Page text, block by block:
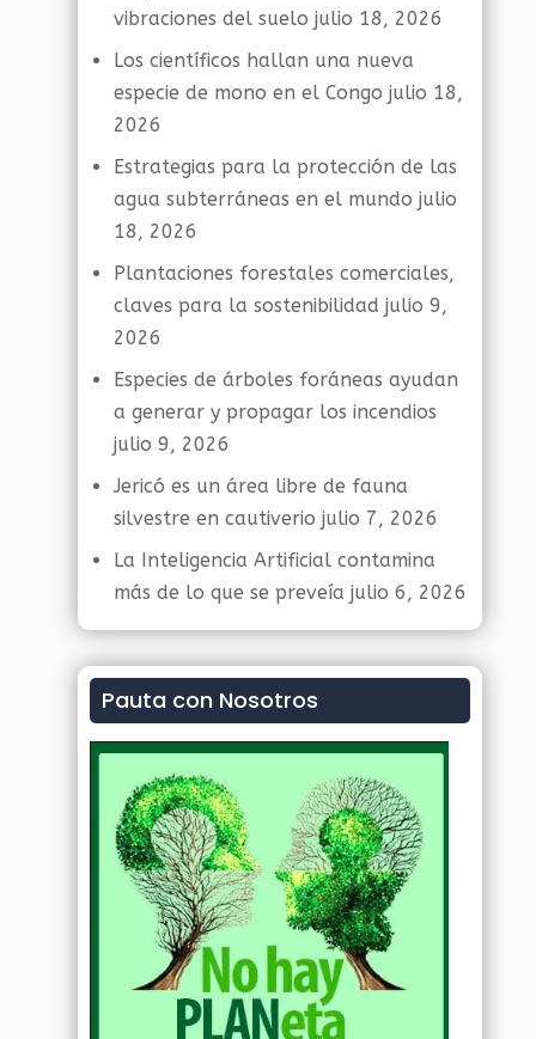
vibraciones del suelo julio 18, 2026
Los científicos hallan una nueva
especie de mono en el Congo julio 18,
2026
Estrategias para la protección de las
agua subterráneas en el mundo julio
18, 2026
Plantaciones forestales comerciales,
claves para la sostenibilidad julio 9,
2026
Especies de árboles foráneas ayudan
a generar y propagar los incendios
julio 9, 2026
Jericó es un área libre de fauna
silvestre en cautiverio julio 7, 2026
La Inteligencia Artificial contamina
más de lo que se preveía julio 6, 2026
Pauta con Nosotros